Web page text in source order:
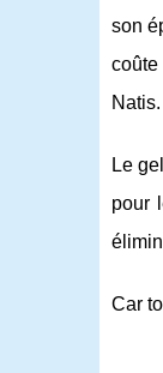
son
Natis.
Le
pour
Car